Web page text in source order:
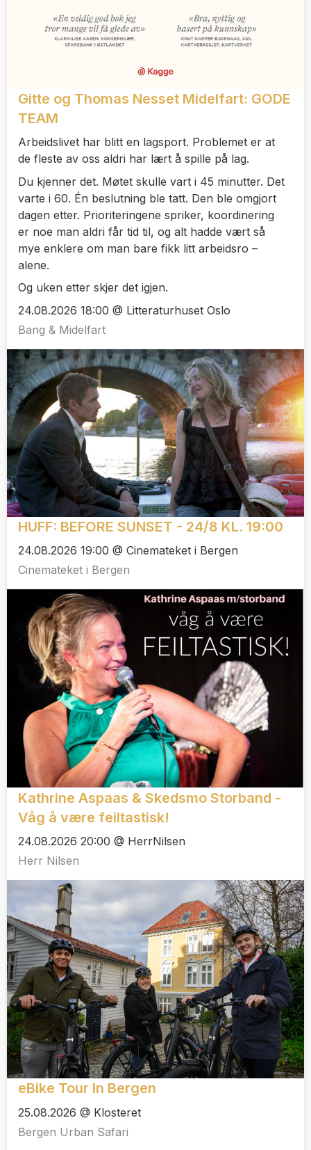
Gitte og Thomas Nesset Midelfart: GODE
TEAM
Arbeidslivet har blitt en lagsport. Problemet er at
de fleste av oss aldri har lært å spille på lag.
Du kjenner det. Møtet skulle vart i 45 minutter. Det
varte i 60. Én beslutning ble tatt. Den ble omgjort
dagen etter. Prioriteringene spriker, koordinering
er noe man aldri får tid til, og alt hadde vært så
mye enklere om man bare fikk litt arbeidsro –
alene.
Og uken etter skjer det igjen.
24.08.2026 18:00 @ Litteraturhuset Oslo
Bang & Midelfart
HUFF: BEFORE SUNSET - 24/8 KL. 19:00
24.08.2026 19:00 @ Cinemateket i Bergen
Cinemateket i Bergen
Kathrine Aspaas & Skedsmo Storband -
Våg å være feiltastisk!
24.08.2026 20:00 @ HerrNilsen
Herr Nilsen
eBike Tour In Bergen
25.08.2026 @ Klosteret
Bergen Urban Safari